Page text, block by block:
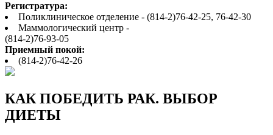
Регистратура:
Поликлиническое отделение - (814-2)76-42-25, 76-42-30
Маммологический центр -
(814-2)76-93-05
Приемный покой:
(814-2)76-42-26
КАК ПОБЕДИТЬ РАК. ВЫБОР
ДИЕТЫ